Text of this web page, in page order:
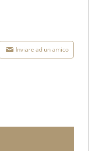
Inviare ad un amico